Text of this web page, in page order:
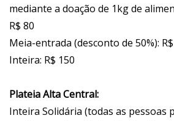
mediante a doação de 1kg de
R$ 80
Meia-entrada (desconto de 50%):
Inteira: R$ 150
Plateia Alta Central:
Inteira Solidária (todas as pessoas